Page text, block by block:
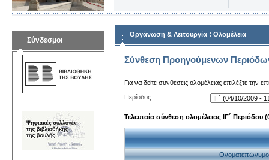
Σύνδεσμοι
Οργάνωση & Λειτουργία : Ολομέλεια
Σύνθεση Προηγούμενων
Για να δείτε συνθέσεις ολομέλειας επιλέξτε την
Περίοδος:
Τελευταία σύνθεση ολομέλειας ΙΓ΄ Περιόδου
Ονοματεπώνυμο